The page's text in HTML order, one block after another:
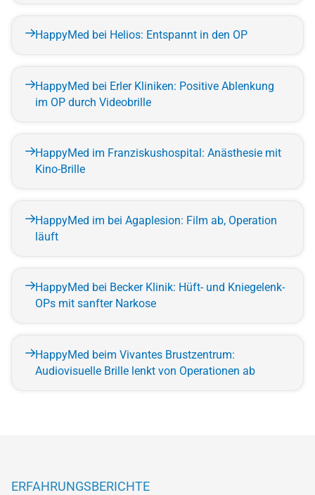
HappyMed bei Helios: Entspannt in den OP
HappyMed bei Erler Kliniken: Positive Ablenkung
im OP durch Videobrille
HappyMed im Franziskushospital: Anästhesie mit
Kino-Brille
HappyMed im bei Agaplesion: Film ab, Operation
läuft
HappyMed bei Becker Klinik: Hüft- und Kniegelenk-
OPs mit sanfter Narkose
HappyMed beim Vivantes Brustzentrum:
Audiovisuelle Brille lenkt von Operationen ab
ERFAHRUNGSBERICHTE